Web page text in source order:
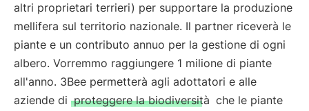
altri proprietari terrieri) per supportare la produzione
mellifera sul territorio nazionale. Il partner riceverà le
piante e un contributo annuo per la gestione di ogni
albero. Vorremmo raggiungere 1 milione di piante
all'anno. 3Bee permetterà agli adottatori e alle
aziende di proteggere la biodiversità che le piante